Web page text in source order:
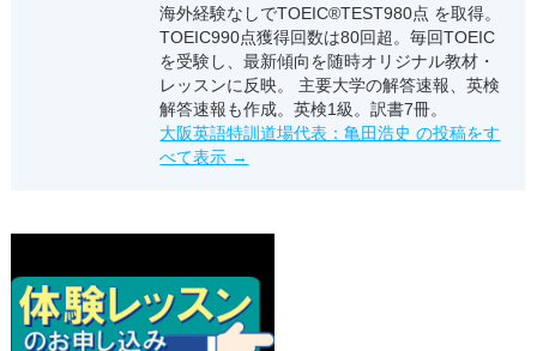
海外経験なしでTOEIC®TEST980点 を取得。
TOEIC990点獲得回数は80回超。毎回TOEIC
を受験し、最新傾向を随時オリジナル教材・
レッスンに反映。 主要大学の解答速報、英検
解答速報も作成。英検1級。訳書7冊。
大阪英語特訓道場代表：亀田浩史 の投稿をす
べて表示 →